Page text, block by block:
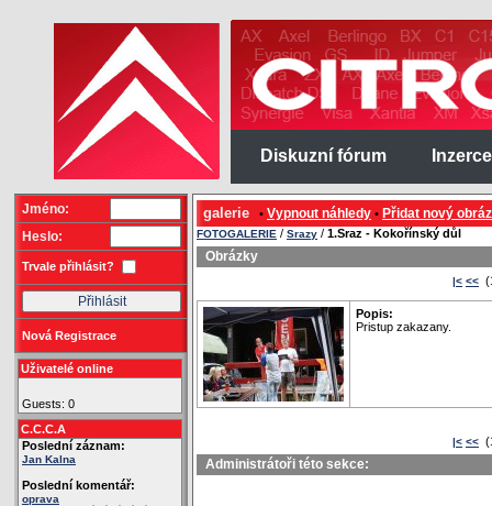
Diskuzní fórum Inzerce
Jméno:
Heslo:
Trvale přihlásit?
Nová Registrace
Uživatelé online
Guests: 0
C.C.C.A
Poslední záznam:
Jan Kalna
Poslední komentář:
oprava
galerie • Vypnout náhledy • Přidat nový
FOTOGALERIE / Srazy / 1.Sraz - Kokořínský důl
Obrázky
|< <<
Popis:
Pristup zakazany.
|< <<
Administrátoři této sekce: